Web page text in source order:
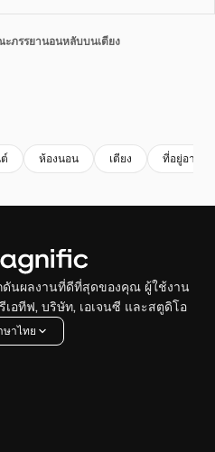
ภรรยานอนหลับบนเตียง
ห้องนอน เตียง ที่อยู่อาศัย
ดันผลงานที่ดีที่สุดของคุณ ผู้ใช้งาน
อทีฟ, บริษัท, เอเจนซี และสตูดิโอ
ษาไทย